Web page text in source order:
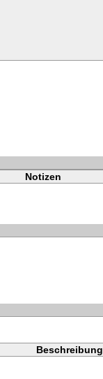
Notizen
Beschreibung